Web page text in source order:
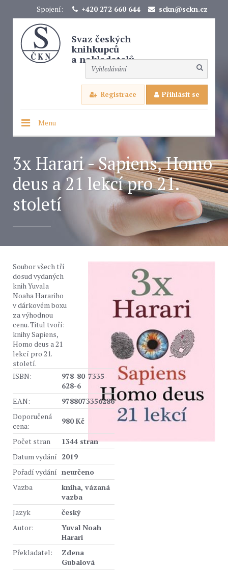
Spojení: +420 272 660 644 sckn@sckn.cz
Svaz českých
knihkupců
a nakladatelů
Registrace Přihlásit se
Menu
3x Harari - Sapiens, Homo
deus a 21 lekcí pro 21.
století
Soubor všech tří
dosud vydaných
knih Yuvala
Noaha Harariho
v dárkovém boxu
za výhodnou
cenu. Titul tvoří:
knihy Sapiens,
Homo deus a 21
lekcí pro 21.
století.
ISBN:
978-80-7335-
628-6
EAN:
9788073356286
Doporučená
cena:
980 Kč
Počet stran
1344 stran
Datum vydání 2019
Pořadí vydání neurčeno
Vazba
kniha, vázaná
vazba
Jazyk
český
Autor:
Yuval Noah
Harari
Překladatel:
Zdena
Gubalová